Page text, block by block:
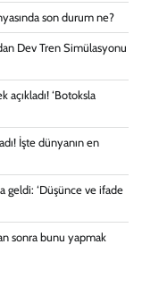
son durum ne?
Dev Tren Simülasyonu
açıkladı! ‘Botoksla
İşte dünyanın en
geldi: ‘Düşünce ve ifade
sonra bunu yapmak